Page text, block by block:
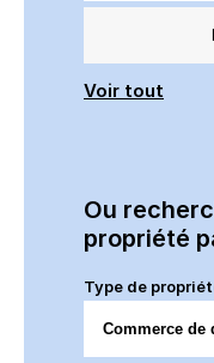
Voir tout
Ou
propriété
Type de